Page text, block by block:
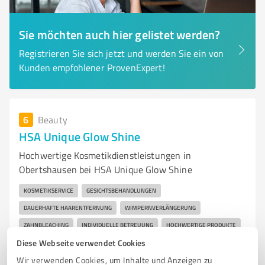
Diese Webseite verwendet Cookies
Wir verwenden Cookies, um Inhalte und Anzeigen zu
Sie möchten auch hier gelistet werden?
Registrieren Sie sich jetzt und werden Sie ein von
Kunden empfohlener ProvenExpert!
6 Beauty
HSA Unique Glow Shine
Hochwertige Kosmetikdienstleistungen in
Obertshausen bei HSA Unique Glow Shine
KOSMETIKSERVICE GESICHTSBEHANDLUNGEN
DAUERHAFTE HAARENTFERNUNG WIMPERNVERLÄNGERUNG
ZAHNBLEACHING INDIVIDUELLE BETREUUNG HOCHWERTIGE PRODUKTE
PROFESSIONELLE KOSMETIK OBERTSHAUSEN
SCHÖNHEIT ENTSPANNUNG